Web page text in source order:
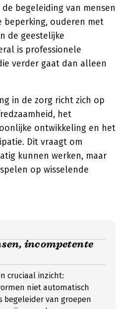
begeleiding van mensen
beperking, ouderen met
de geestelijke
is professionele
verder gaat dan alleen
in de zorg richt zich op
het
ontwikkeling en het
Dit vraagt om
kunnen werken, maar
op wisselende
incompetente
cruciaal inzicht:
niet automatisch
begeleider van groepen